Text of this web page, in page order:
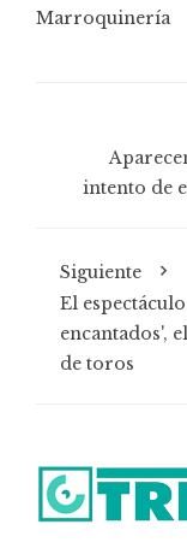
Marroquinería
intento de
Siguiente
El
encantados',
de toros